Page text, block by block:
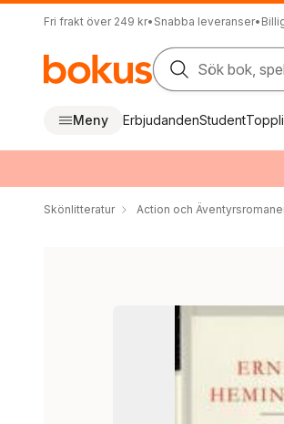
Fri frakt över 249 kr• Snabba leveranser•
Sök bok,
Meny ErbjudandenStudent
Skönlitteratur Action och